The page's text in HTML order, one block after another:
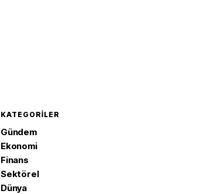
KATEGORILER
Gündem
Ekonomi
Finans
Sektörel
Dünya